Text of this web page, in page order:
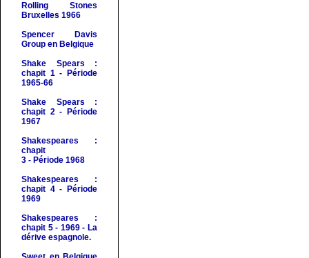
Rolling Stones
Bruxelles 1966
Spencer Davis
Group en Belgique
Shake Spears :
chapit 1 - Période
1965-66
Shake Spears :
chapit 2 - Période
1967
Shakespeares :
chapit
3 - Période 1968
Shakespeares :
chapit 4 - Période
1969
Shakespeares :
chapit 5 - 1969 - La
dérive espagnole.